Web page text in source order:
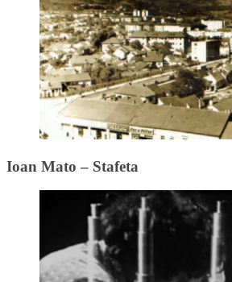
Ioan Mato – Stafeta